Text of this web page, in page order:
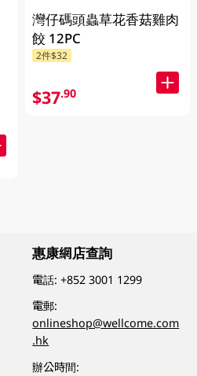
灣仔碼頭蟲草花香菇雞肉
餃 12PC
2件$32
$37.90
惠康網店查詢
電話:+852 3001 1299
電郵:
onlineshop@wellcome.com
.hk
辦公時間: